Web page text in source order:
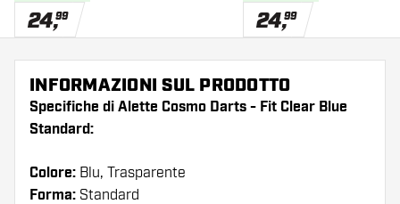
24,99 24,99
INFORMAZIONI SUL PRODOTTO
Specifiche di Alette Cosmo Darts - Fit Clear Blue
Standard:
Colore: Blu, Trasparente
Forma: Standard